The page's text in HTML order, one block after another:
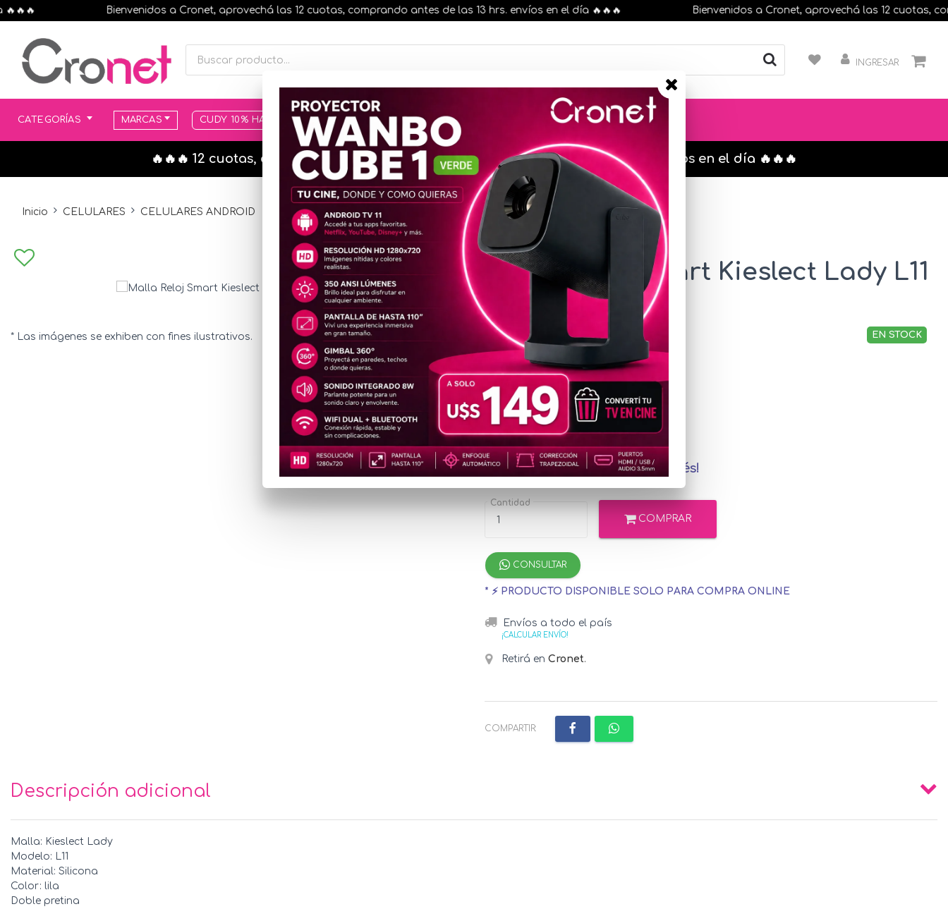
Bienvenidos a Cronet, aprovechá las 12 cuotas, comprando antes de las 13 hrs. envíos en el día 🔥🔥🔥 Bienvenidos a Cronet, aprovechá las 12 cuotas,
INGRESAR
CATEGORÍAS MARCAS CUDY 10% HASTA AGOTAR STOCK MOVILIDAD ELÉCTRICA 25% OFF
🔥🔥🔥 12 cuotas, en todos nuestros artículos, comprando antes de las 13 hrs. envíos en el día 🔥🔥🔥
Inicio CELULARES CELULARES ANDROID
* Las imágenes se exhiben con fines ilustrativos.
Malla Reloj Smart Kieslect Lady L11
lila
MAL07 EN STOCK
u$s1,83
Precio
especial
u$s2.02 con MercadoPago
¡Hasta 12 cuotas sin interés!
Cantidad
COMPRAR
CONSULTAR
* ⚡ PRODUCTO DISPONIBLE SOLO PARA COMPRA ONLINE
Envíos a todo el país
¡CALCULAR ENVÍO!
Retirá en Cronet.
COMPARTIR:
Descripción adicional
Malla: Kieslect Lady
Modelo: L11
Material: Silicona
Color: lila
Doble pretina